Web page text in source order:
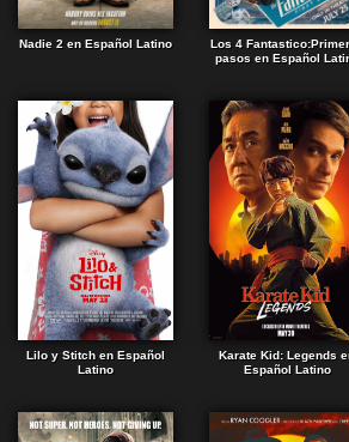
Nadie 2 en Español Latino
Los 4
pasos en Español
Lilo y Stitch en Español
Latino
Karate Kid: Legends
Español Latino